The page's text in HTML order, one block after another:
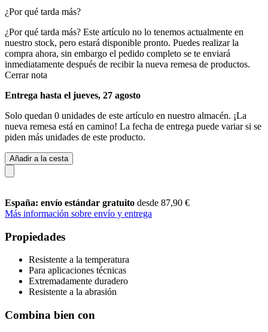
¿Por qué tarda más?
¿Por qué tarda más? Este artículo no lo tenemos actualmente en
nuestro stock, pero estará disponible pronto. Puedes realizar la
compra ahora, sin embargo el pedido completo se te enviará
inmediatamente después de recibir la nueva remesa de productos.
Cerrar nota
Entrega hasta el jueves, 27 agosto
Solo quedan 0 unidades de este artículo en nuestro almacén. ¡La
nueva remesa está en camino! La fecha de entrega puede variar si se
piden más unidades de este producto.
Añadir a la cesta
España: envío estándar gratuito desde 87,90 €
Más información sobre envío y entrega
Propiedades
Resistente a la temperatura
Para aplicaciones técnicas
Extremadamente duradero
Resistente a la abrasión
Combina bien con